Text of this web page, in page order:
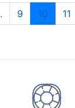
Páxina
9 Páxina
10 11